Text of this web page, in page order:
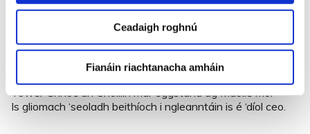
Ceadaigh roghnú
Fianáin riachtanacha amháin
ngabhar
Is bhí eascann le waigín á tarraingt go barr na habhann.
Is deir Oileán Mhic Dara go bhfaca sé iontas mór,
Tower Chnoc an Choillín mar eggstand ag Maoile mór
Is gliomach ‘seoladh beithíoch i ngleanntáin is é ‘díol ceo.